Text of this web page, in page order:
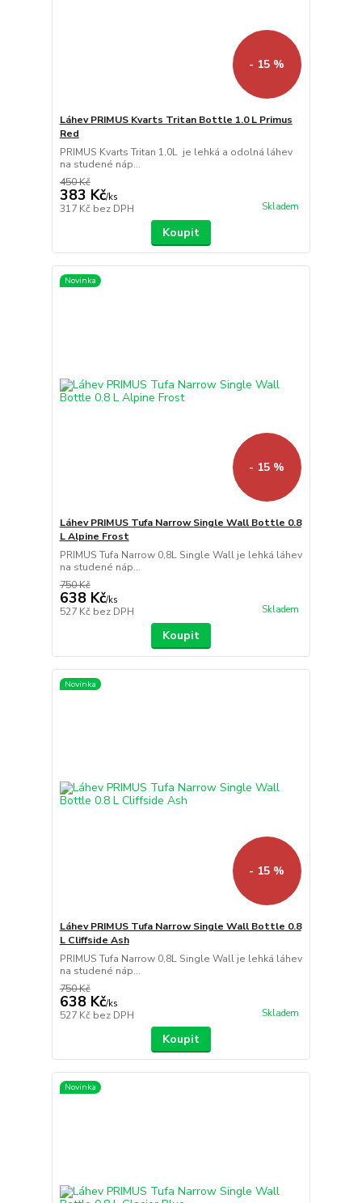
- 15 %
Láhev PRIMUS Kvarts Tritan Bottle 1.0 L Primus
Red
PRIMUS Kvarts Tritan 1,0L je lehká a odolná láhev
na studené náp...
450 Kč
383 Kč/ks
317 Kč bez DPH Skladem
Koupit
Novinka
- 15 %
Láhev PRIMUS Tufa Narrow Single Wall Bottle 0.8
L Alpine Frost
PRIMUS Tufa Narrow 0,8L Single Wall je lehká láhev
na studené náp...
750 Kč
638 Kč/ks
527 Kč bez DPH Skladem
Koupit
Novinka
- 15 %
Láhev PRIMUS Tufa Narrow Single Wall Bottle 0.8
L Cliffside Ash
PRIMUS Tufa Narrow 0,8L Single Wall je lehká láhev
na studené náp...
750 Kč
638 Kč/ks
527 Kč bez DPH Skladem
Koupit
Novinka